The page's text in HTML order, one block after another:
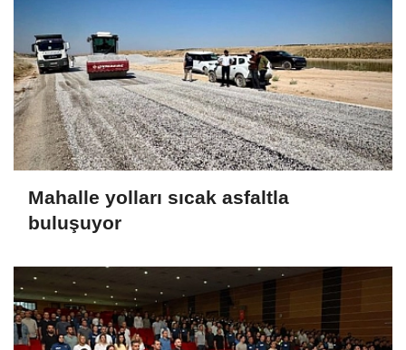
Mahalle yolları sıcak asfaltla
buluşuyor